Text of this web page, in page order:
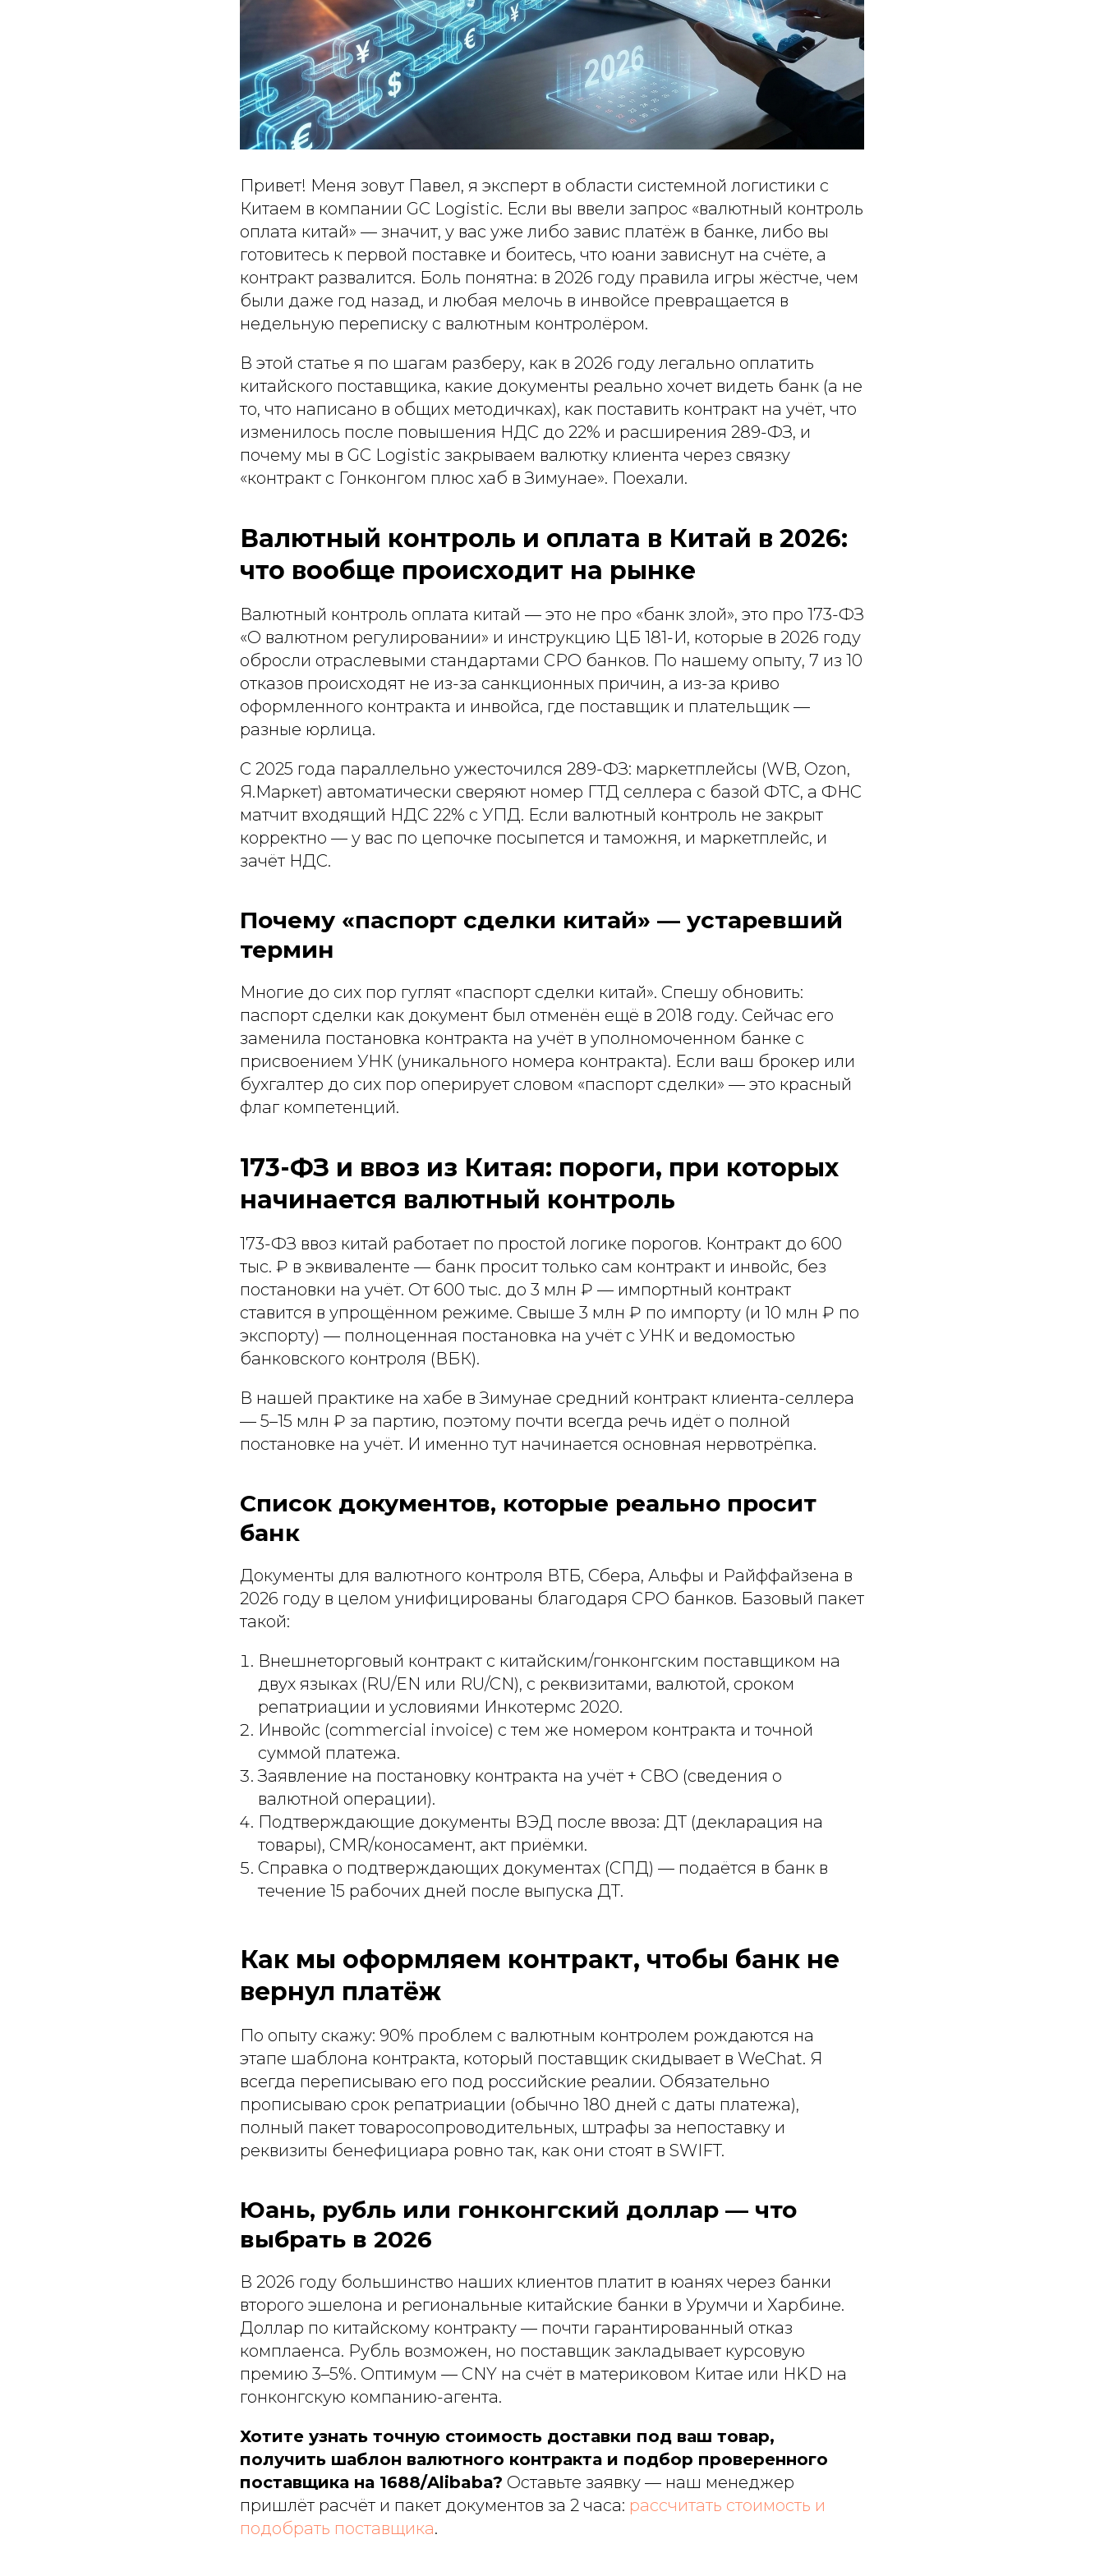
Привет! Меня зовут Павел, я эксперт в области системной логистики с
Китаем в компании GC Logistic. Если вы ввели запрос «валютный контроль
оплата китай» — значит, у вас уже либо завис платёж в банке, либо вы
готовитесь к первой поставке и боитесь, что юани зависнут на счёте, а
контракт развалится. Боль понятна: в 2026 году правила игры жёстче, чем
были даже год назад, и любая мелочь в инвойсе превращается в
недельную переписку с валютным контролёром.
В этой статье я по шагам разберу, как в 2026 году легально оплатить
китайского поставщика, какие документы реально хочет видеть банк (а не
то, что написано в общих методичках), как поставить контракт на учёт, что
изменилось после повышения НДС до 22% и расширения 289-ФЗ, и
почему мы в GC Logistic закрываем валютку клиента через связку
«контракт с Гонконгом плюс хаб в Зимунае». Поехали.
Валютный контроль и оплата в Китай в 2026:
что вообще происходит на рынке
Валютный контроль оплата китай — это не про «банк злой», это про 173-ФЗ
«О валютном регулировании» и инструкцию ЦБ 181-И, которые в 2026 году
обросли отраслевыми стандартами СРО банков. По нашему опыту, 7 из 10
отказов происходят не из-за санкционных причин, а из-за криво
оформленного контракта и инвойса, где поставщик и плательщик —
разные юрлица.
С 2025 года параллельно ужесточился 289-ФЗ: маркетплейсы (WB, Ozon,
Я.Маркет) автоматически сверяют номер ГТД селлера с базой ФТС, а ФНС
матчит входящий НДС 22% с УПД. Если валютный контроль не закрыт
корректно — у вас по цепочке посыпется и таможня, и маркетплейс, и
зачёт НДС.
Почему «паспорт сделки китай» — устаревший
термин
Многие до сих пор гуглят «паспорт сделки китай». Спешу обновить:
паспорт сделки как документ был отменён ещё в 2018 году. Сейчас его
заменила постановка контракта на учёт в уполномоченном банке с
присвоением УНК (уникального номера контракта). Если ваш брокер или
бухгалтер до сих пор оперирует словом «паспорт сделки» — это красный
флаг компетенций.
173-ФЗ и ввоз из Китая: пороги, при которых
начинается валютный контроль
173-ФЗ ввоз китай работает по простой логике порогов. Контракт до 600
тыс. ₽ в эквиваленте — банк просит только сам контракт и инвойс, без
постановки на учёт. От 600 тыс. до 3 млн ₽ — импортный контракт
ставится в упрощённом режиме. Свыше 3 млн ₽ по импорту (и 10 млн ₽ по
экспорту) — полноценная постановка на учёт с УНК и ведомостью
банковского контроля (ВБК).
В нашей практике на хабе в Зимунае средний контракт клиента-селлера
— 5–15 млн ₽ за партию, поэтому почти всегда речь идёт о полной
постановке на учёт. И именно тут начинается основная нервотрёпка.
Список документов, которые реально просит
банк
Документы для валютного контроля ВТБ, Сбера, Альфы и Райффайзена в
2026 году в целом унифицированы благодаря СРО банков. Базовый пакет
такой:
Внешнеторговый контракт с китайским/гонконгским поставщиком на
двух языках (RU/EN или RU/CN), с реквизитами, валютой, сроком
репатриации и условиями Инкотермс 2020.
Инвойс (commercial invoice) с тем же номером контракта и точной
суммой платежа.
Заявление на постановку контракта на учёт + СВО (сведения о
валютной операции).
Подтверждающие документы ВЭД после ввоза: ДТ (декларация на
товары), CMR/коносамент, акт приёмки.
Справка о подтверждающих документах (СПД) — подаётся в банк в
течение 15 рабочих дней после выпуска ДТ.
Как мы оформляем контракт, чтобы банк не
вернул платёж
По опыту скажу: 90% проблем с валютным контролем рождаются на
этапе шаблона контракта, который поставщик скидывает в WeChat. Я
всегда переписываю его под российские реалии. Обязательно
прописываю срок репатриации (обычно 180 дней с даты платежа),
полный пакет товаросопроводительных, штрафы за непоставку и
реквизиты бенефициара ровно так, как они стоят в SWIFT.
Юань, рубль или гонконгский доллар — что
выбрать в 2026
В 2026 году большинство наших клиентов платит в юанях через банки
второго эшелона и региональные китайские банки в Урумчи и Харбине.
Доллар по китайскому контракту — почти гарантированный отказ
комплаенса. Рубль возможен, но поставщик закладывает курсовую
премию 3–5%. Оптимум — CNY на счёт в материковом Китае или HKD на
гонконгскую компанию-агента.
Хотите узнать точную стоимость доставки под ваш товар,
получить шаблон валютного контракта и подбор проверенного
поставщика на 1688/Alibaba? Оставьте заявку — наш менеджер
пришлёт расчёт и пакет документов за 2 часа: рассчитать стоимость и
подобрать поставщика.